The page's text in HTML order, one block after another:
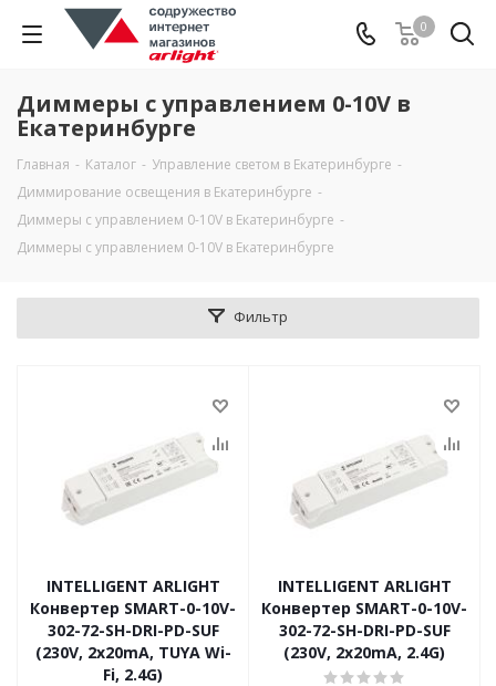
0
Диммеры с управлением 0-10V в
Екатеринбурге
Главная - Каталог - Управление светом в Екатеринбурге -
Диммирование освещения в Екатеринбурге -
Диммеры с управлением 0-10V в Екатеринбурге -
Диммеры с управлением 0-10V в Екатеринбурге
Фильтр
INTELLIGENT ARLIGHT
Конвертер SMART-0-10V-
302-72-SH-DRI-PD-SUF
(230V, 2x20mA, TUYA Wi-
Fi, 2.4G)
INTELLIGENT ARLIGHT
Конвертер SMART-0-10V-
302-72-SH-DRI-PD-SUF
(230V, 2x20mA, 2.4G)